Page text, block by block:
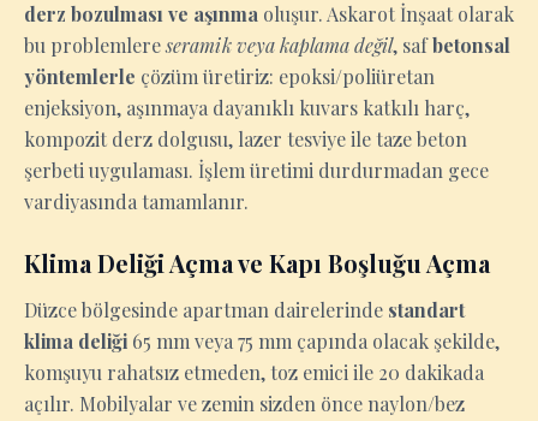
derz bozulması ve aşınma oluşur. Askarot İnşaat olarak
bu problemlereseramik veya kaplama değil, safbetonsal
yöntemlerle çözüm üretiriz: epoksi/poliüretan
enjeksiyon, aşınmaya dayanıklı kuvars katkılı harç,
kompozit derz dolgusu, lazer tesviye ile taze beton
şerbeti uygulaması. İşlem üretimi durdurmadan gece
vardiyasında tamamlanır.
Klima Deliği Açma ve Kapı Boşluğu Açma
Düzce bölgesinde apartman dairelerinde standart
klima deliği 65 mm veya 75 mm çapında olacak şekilde,
komşuyu rahatsız etmeden, toz emici ile 20 dakikada
açılır. Mobilyalar ve zemin sizden önce naylon/bez